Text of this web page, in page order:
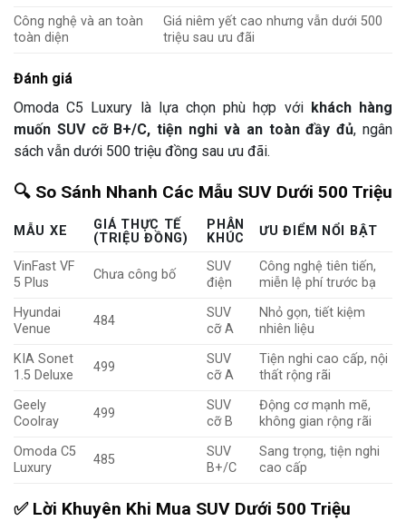
Công nghệ và an toàn
toàn diện
Giá niêm yết cao nhưng vẫn dưới 500
triệu sau ưu đãi
Đánh giá
Omoda C5 Luxury là lựa chọn phù hợp với khách hàng
muốn SUV cỡ B+/C, tiện nghi và an toàn đầy đủ, ngân
sách vẫn dưới 500 triệu đồng sau ưu đãi.
🔍 So Sánh Nhanh Các Mẫu SUV Dưới 500 Triệu
MẪU XE
GIÁ THỰC TẾ
(TRIỆU ĐỒNG)
PHÂN
KHÚC
ƯU ĐIỂM NỔI BẬT
VinFast VF
5 Plus
Chưa công bố
SUV
điện
Công nghệ tiên tiến,
miễn lệ phí trước bạ
Hyundai
Venue
484
SUV
cỡ A
Nhỏ gọn, tiết kiệm
nhiên liệu
KIA Sonet
1.5 Deluxe
499
SUV
cỡ A
Tiện nghi cao cấp, nội
thất rộng rãi
Geely
Coolray
499
SUV
cỡ B
Động cơ mạnh mẽ,
không gian rộng rãi
Omoda C5
Luxury
485
SUV
B+/C
Sang trọng, tiện nghi
cao cấp
✅ Lời Khuyên Khi Mua SUV Dưới 500 Triệu